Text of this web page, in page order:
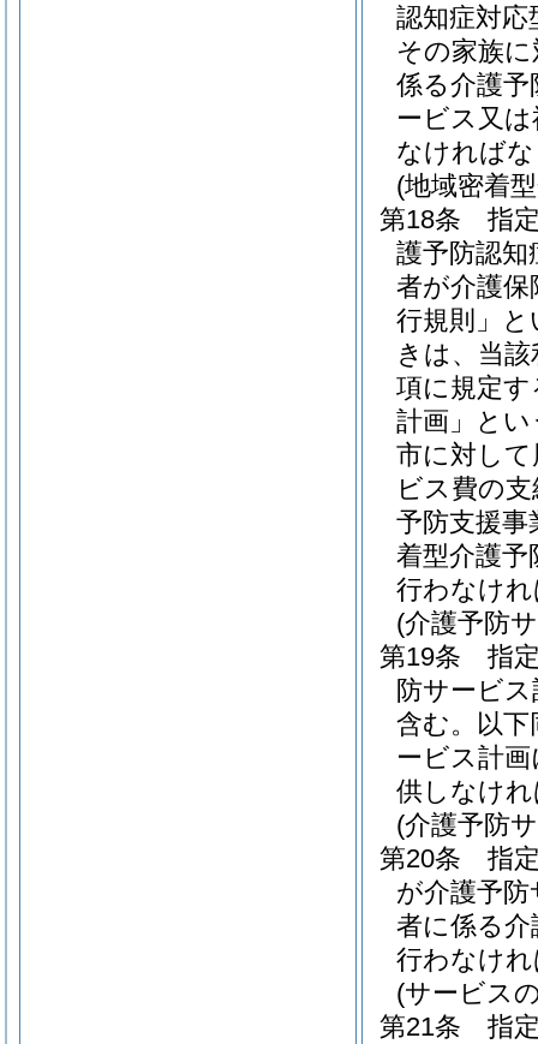
認知症対
その家族
係る介護
ービス又
なければ
(地域密着
第18条
指
護予防認知
者が介護保
行規則」と
きは、当
項に規定
計画」とい
市に対し
ビス費の
予防支援
着型介護
行わなけ
(介護予防
第19条
指
防サービ
含む。以下
ービス計
供しなけ
(介護予防
第20条
指
が介護予
者に係る
行わなけ
(サービス
第21条
指